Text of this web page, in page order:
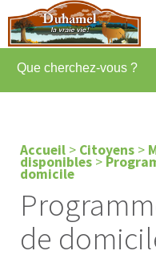
Accueil > Citoyens >
disponibles >
domicile
de